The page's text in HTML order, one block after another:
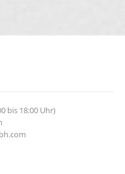
bis 18:00 Uhr)